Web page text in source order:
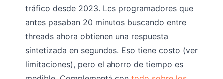
tráfico desde 2023. Los programadores que
antes pasaban 20 minutos buscando entre
threads ahora obtienen una respuesta
sintetizada en segundos. Eso tiene costo (ver
limitaciones), pero el ahorro de tiempo es